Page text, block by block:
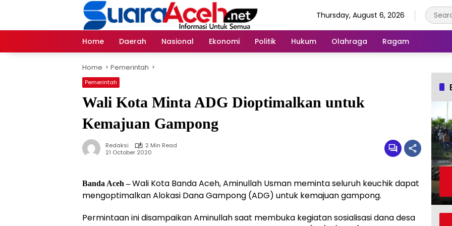
Thursday, August 6, 2026
Home Daerah Nasional Ekonomi Politik Hukum Olahraga Ragam
Home Pemerintah
Pemerintah
Wali Kota Minta ADG Dioptimalkan untuk
Kemajuan Gampong
Redaksi
2 Min Read
21 October 2020
Banda Aceh –Wali Kota Banda Aceh, Aminullah Usman meminta seluruh keuchik dapat
mengoptimalkan Alokasi Dana Gampong (ADG) untuk kemajuan gampong.
Permintaan ini disampaikan Aminullah saat membuka kegiatan sosialisasi dana desa